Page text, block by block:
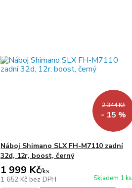
2 344 Kč
- 15 %
Náboj Shimano SLX FH-M7110 zadní
32d, 12r, boost, černý
1 999 Kč/ks
1 652 Kč bez DPH Skladem 1 ks